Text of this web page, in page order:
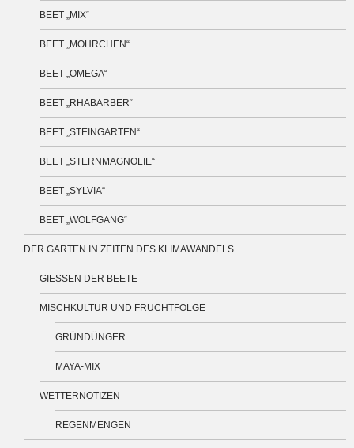
BEET „MIX“
BEET „MOHRCHEN“
BEET „OMEGA“
BEET „RHABARBER“
BEET „STEINGARTEN“
BEET „STERNMAGNOLIE“
BEET „SYLVIA“
BEET „WOLFGANG“
DER GARTEN IN ZEITEN DES KLIMAWANDELS
GIESSEN DER BEETE
MISCHKULTUR UND FRUCHTFOLGE
GRÜNDÜNGER
MAYA-MIX
WETTERNOTIZEN
REGENMENGEN